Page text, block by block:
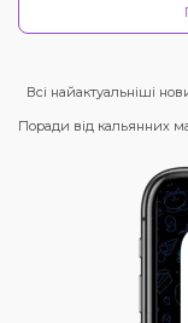
Всі найактуальніші
Поради від кальянних